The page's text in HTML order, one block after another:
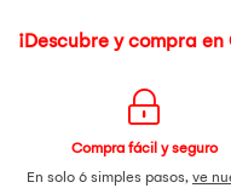
¡Descubre y compra en
Compra fácil y seguro
En solo 6 simples pasos, ve